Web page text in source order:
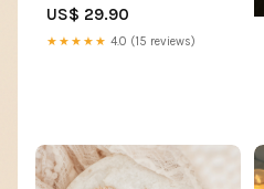
US$ 29.90
★★★★★ 4.0 (15 reviews)